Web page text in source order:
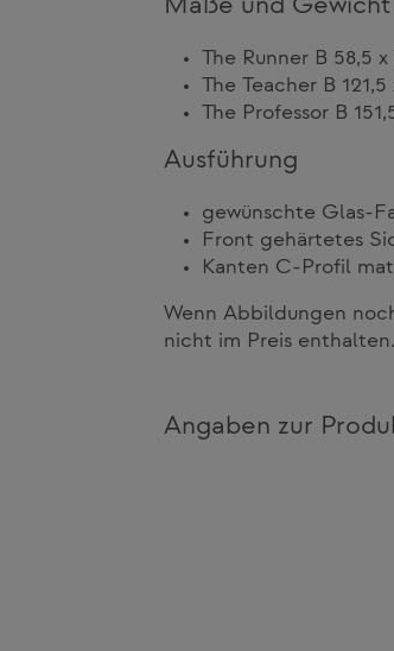
Maße und Gewicht
The Runner B 58,5
The Teacher B
The Professor B
Ausführung
gewünschte Glas-
Front gehärtetes
Kanten C-Profil
Wenn Abbildungen
nicht im Preis enthalten.
Angaben zur